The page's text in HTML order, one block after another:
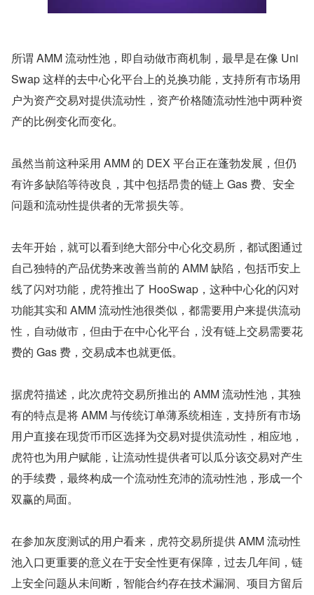
所谓 AMM 流动性池，即自动做市商机制，最早是在像 Uni
Swap 这样的去中心化平台上的兑换功能，支持所有市场用
户为资产交易对提供流动性，资产价格随流动性池中两种资
产的比例变化而变化。
虽然当前这种采用 AMM 的 DEX 平台正在蓬勃发展，但仍
有许多缺陷等待改良，其中包括昂贵的链上 Gas 费、安全
问题和流动性提供者的无常损失等。
去年开始，就可以看到绝大部分中心化交易所，都试图通过
自己独特的产品优势来改善当前的 AMM 缺陷，包括币安上
线了闪对功能，虎符推出了 HooSwap，这种中心化的闪对
功能其实和 AMM 流动性池很类似，都需要用户来提供流动
性，自动做市，但由于在中心化平台，没有链上交易需要花
费的 Gas 费，交易成本也就更低。
据虎符描述，此次虎符交易所推出的 AMM 流动性池，其独
有的特点是将 AMM 与传统订单薄系统相连，支持所有市场
用户直接在现货币币区选择为交易对提供流动性，相应地，
虎符也为用户赋能，让流动性提供者可以瓜分该交易对产生
的手续费，最终构成一个流动性充沛的流动性池，形成一个
双赢的局面。
在参加灰度测试的用户看来，虎符交易所提供 AMM 流动性
池入口更重要的意义在于安全性更有保障，过去几年间，链
上安全问题从未间断，智能合约存在技术漏洞、项目方留后